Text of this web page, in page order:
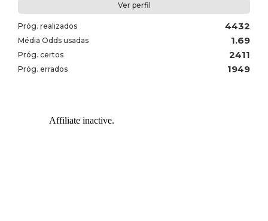
Ver perfil
Próg. realizados 4432
Média Odds usadas 1.69
Próg. certos 2411
Próg. errados 1949